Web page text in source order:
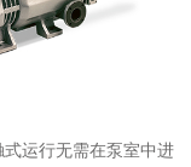
式运行无需在泵室中进